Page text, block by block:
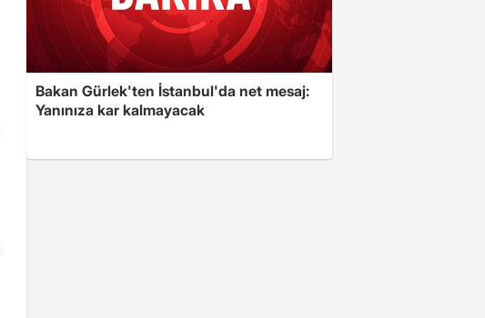
Bakan Gürlek'ten İstanbul'da net mesaj:
Yanınıza kar kalmayacak